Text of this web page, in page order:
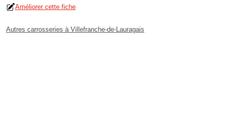
Améliorer cette fiche
Autres carrosseries à Villefranche-de-Lauragais